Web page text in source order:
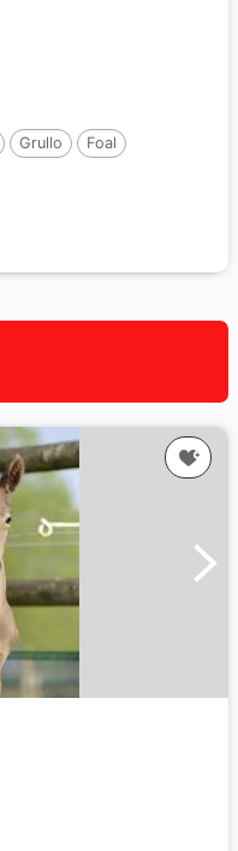
Grullo Foal